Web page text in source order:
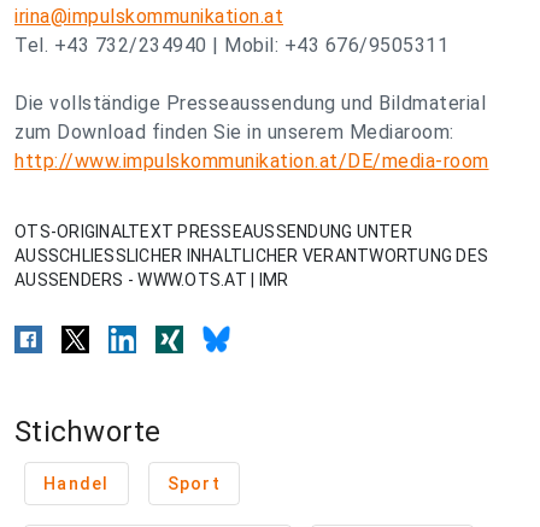
irina@impulskommunikation.at
Tel. +43 732/234940 | Mobil: +43 676/9505311
Die vollständige Presseaussendung und Bildmaterial
zum Download finden Sie in unserem Mediaroom:
http://www.impulskommunikation.at/DE/media-room
OTS-ORIGINALTEXT PRESSEAUSSENDUNG UNTER
AUSSCHLIESSLICHER INHALTLICHER VERANTWORTUNG DES
AUSSENDERS - WWW.OTS.AT | IMR
Stichworte
Handel Sport